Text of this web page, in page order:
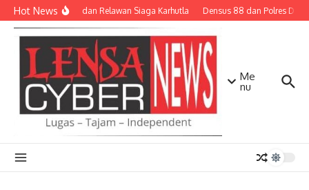
Lewati ke konten
Hot NewsTNI-Polri dan Relawan Siaga Karhutla Densus 88 dan Polres
Me
nu